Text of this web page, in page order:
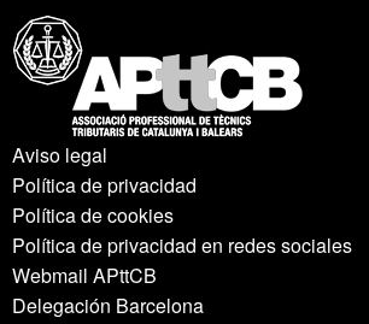
Aviso legal
Política de privacidad
Política de cookies
Política de privacidad en redes sociales
Webmail APttCB
Delegación Barcelona